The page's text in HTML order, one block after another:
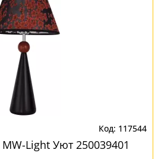
117544
Light Уют 250039401